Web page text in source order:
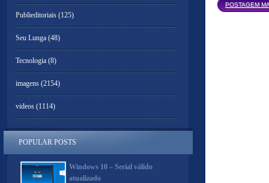
POSTAGEM
Publieditoriais (125)
Seu Lunga (48)
Tecnologia (8)
imagens (2154)
videos (1114)
POPULAR POSTS
Windows 10 – Serial válido
atualizado